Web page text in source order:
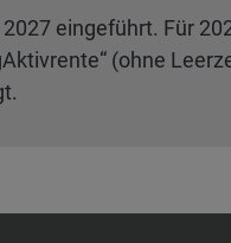
eingeführt. Für
(ohne